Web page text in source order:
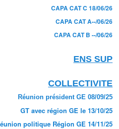
CAPA CAT C 18/06/26
CAPA CAT A--/06/26
CAPA CAT B --/06/26
ENS SUP
COLLECTIVITE
Réunion président GE 08/09/25
GT avec région GE le 13/10/25
politique Région GE 14/11/25